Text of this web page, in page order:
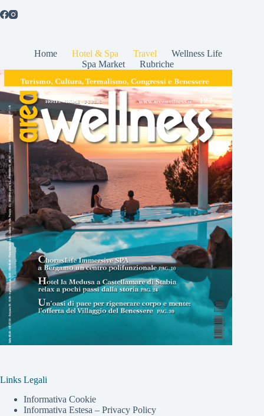
Home Hotel & Spa Travel
Wellness Life
Spa Market
Rubriche
Links Legali
Informativa Cookie
Informativa Estesa – Privacy Policy